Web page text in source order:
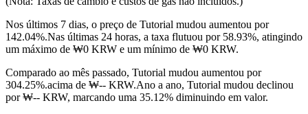
Futuros de USDC
Futuros usando USDC como garantia
Nos últimos 7 dias, o preço de Tutorial mudou aumentou por
142.04%.Nas últimas 24 horas, a taxa flutuou por 58.93%, atingindo
um máximo de ₩0 KRW e um mínimo de ₩0 KRW.
Comparado ao mês passado, Tutorial mudou aumentou por
304.25%.acima de ₩-- KRW.Ano a ano, Tutorial mudou declinou
por ₩-- KRW, marcando uma 35.12% diminuindo em valor.